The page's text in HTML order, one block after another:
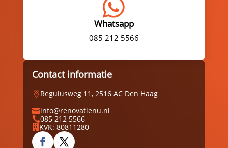

Whatsapp
085 212 5566
Contact informatie
Regulusweg 11, 2516 AC Den Haag
info@renovatienu.nl
085 212 5566
 KVK: 80811280